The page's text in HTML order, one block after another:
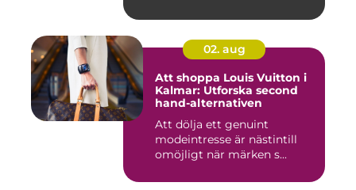
02. aug
Att shoppa Louis Vuitton i
Kalmar: Utforska second
hand-alternativen
Att dölja ett genuint
modeintresse är nästintill
omöjligt när märken s...